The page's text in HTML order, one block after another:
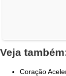
Veja
Coração